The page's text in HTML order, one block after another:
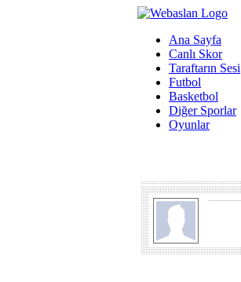
Ana Sayfa
Canlı Skor
Taraftarın Sesi
Futbol
Basketbol
Diğer Sporlar
Oyunlar